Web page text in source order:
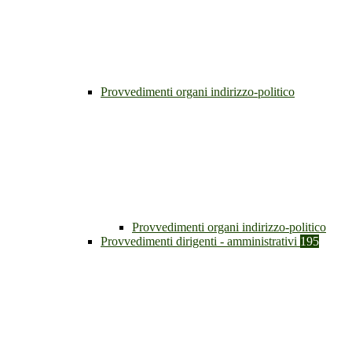
Provvedimenti organi indirizzo-politico
Provvedimenti organi indirizzo-politico
Provvedimenti dirigenti - amministrativi 195